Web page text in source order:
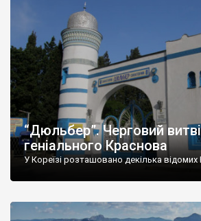
“Дюльбер”. Черговий
геніального Краснова
У Кореїзі розташовано декілька відомих